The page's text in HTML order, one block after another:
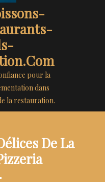
pour la
dans
la restauration.
De La